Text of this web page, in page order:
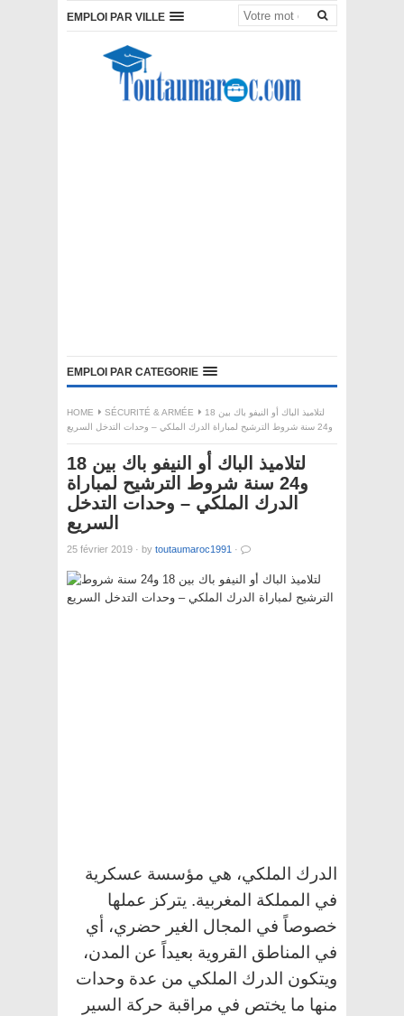
EMPLOI PAR VILLE
EMPLOI PAR CATEGORIE
HOME SÉCURITÉ & ARMÉE
لتلاميذ الباك أو النيفو باك بين 18
و24 سنة شروط الترشيح لمباراة الدرك الملكي – وحدات التدخل السريع
لتلاميذ الباك أو النيفو باك بين 18
و24 سنة شروط الترشيح لمباراة
الدرك الملكي – وحدات التدخل
السريع
25 février 2019 · by toutaumaroc1991 ·
الدرك الملكي، هي مؤسسة عسكرية
في المملكة المغربية. يتركز عملها
خصوصاً في المجال الغير حضري، أي
في المناطق القروية بعيداً عن المدن،
ويتكون الدرك الملكي من عدة وحدات
منها ما يختص في مراقبة حركة السير